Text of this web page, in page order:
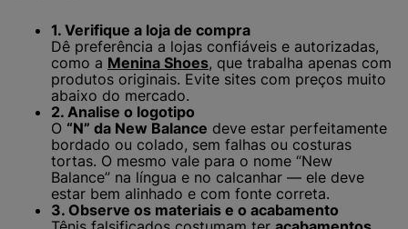
1. Verifique a loja de compra
Dê preferência a lojas confiáveis e autorizadas,
como a Menina Shoes, que trabalha apenas com
produtos originais. Evite sites com preços muito
abaixo do mercado.
2. Analise o logotipo
O “N” da New Balance deve estar perfeitamente
bordado ou colado, sem falhas ou costuras
tortas. O mesmo vale para o nome “New
Balance” na língua e no calcanhar — ele deve
estar bem alinhado e com fonte correta.
3. Observe os materiais e o acabamento